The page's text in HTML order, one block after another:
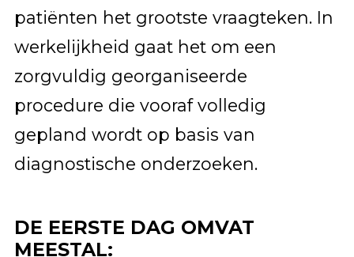
patiënten het grootste vraagteken. In
werkelijkheid gaat het om een
zorgvuldig georganiseerde
procedure die vooraf volledig
gepland wordt op basis van
diagnostische onderzoeken.
DE EERSTE DAG OMVAT
MEESTAL: